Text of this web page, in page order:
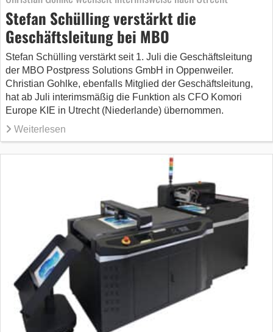
Stefan Schülling verstärkt die
Geschäftsleitung bei MBO
Stefan Schülling verstärkt seit 1. Juli die Geschäftsleitung
der MBO Postpress Solutions GmbH in Oppenweiler.
Christian Gohlke, ebenfalls Mitglied der Geschäftsleitung,
hat ab Juli interimsmäßig die Funktion als CFO Komori
Europe KIE in Utrecht (Niederlande) übernommen.
Weiterlesen